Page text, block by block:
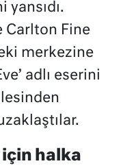
yansıdı.
Carlton Fine
merkezine
adlı eserini
halka